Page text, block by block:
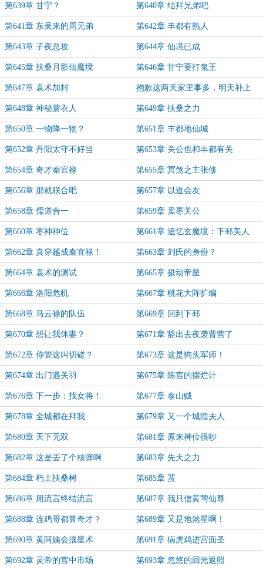
第639章 甘宁？ 第640章 结拜兄弟吧
第641章 东吴来的周兄弟 第642章 丰都有熟人
第643章 子夜总攻 第644章 仙境已成
第645章 扶桑月影仙魔境 第646章 甘宁要打鬼王
第647章 袁术加封 抱歉这两天家里事多，明天补上
第648章 神秘蓑衣人 第649章 扶桑之力
第650章 一物降一物？ 第651章 丰都地仙城
第652章 丹阳太守不好当 第653章 关公也和丰都有关
第654章 奇才秦宜禄 第655章 冥煞之主张修
第656章 那就联合吧 第657章 以道会友
第658章 儒道合一 第659章 卖枣关公
第660章 枣神神位 第661章 追忆玄魔境：下邳美人
第662章 真穿越成秦宜禄！ 第663章 刘氏的身份？
第664章 袁术的测试 第665章 摄动帝星
第666章 洛阳危机 第667章 桃花大阵扩编
第668章 马云禄的队伍 第669章 回到下邳
第670章 想让我休妻？ 第671章 豁出去夜袭曹营了
第672章 你管这叫切磋？ 第673章 这是狗头军师！
第674章 出门遇关羽 第675章 陈宫的摆烂计
第676章 下一步：找女将！ 第677章 泰山贼
第678章 全城都在拜我 第679章 又一个城隍夫人
第680章 天下无双 第681章 原来神位很吵
第682章 这是丢了个核弹啊 第683章 先天之力
第684章 朽土扶桑树 第685章 蜚
第686章 用流言终结流言 第687章 我只信黄莺仙尊
第688章 连鸡哥都算奇才？ 第689章 又是地煞星啊！
第690章 黄阿姨会攘星术 第691章 病虎鸡进宫面圣
第692章 灵帝的宫中市场 第693章 忽悠的回光返照